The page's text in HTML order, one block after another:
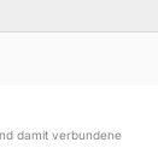
damit verbundene